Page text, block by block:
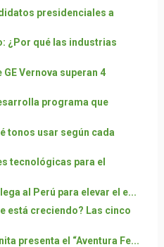
presidenciales a
¿Por qué las industrias
Vernova superan 4
programa que
tonos usar según cada
tecnológicas para el
al Perú para elevar el e...
está creciendo? Las cinco
presenta el “Aventura Fe...